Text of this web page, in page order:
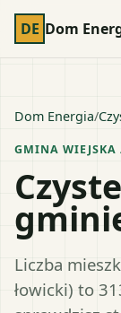
DE Dom
Dom Energia/
GMINA WIEJSKA
Liczba
łowicki) to